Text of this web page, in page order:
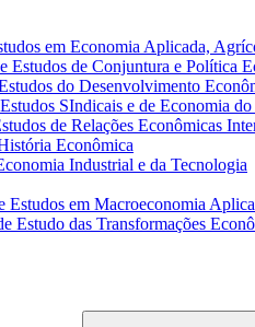
em Economia Aplicada,
Estudos de Conjuntura e Política
do Desenvolvimento
SIndicais e de Economia
de Relações Econômicas
Econômica
Industrial e da Tecnologia
em Macroeconomia
Estudo das Transformações